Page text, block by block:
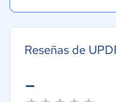
Reseñas de
-